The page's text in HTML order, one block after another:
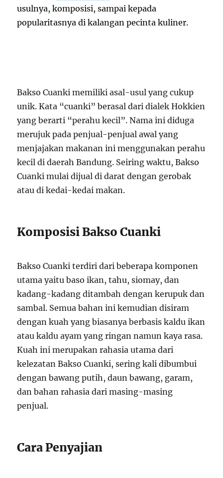
usulnya, komposisi, sampai kepada
popularitasnya di kalangan pecinta kuliner.
Bakso Cuanki memiliki asal-usul yang cukup
unik. Kata “cuanki” berasal dari dialek Hokkien
yang berarti “perahu kecil”. Nama ini diduga
merujuk pada penjual-penjual awal yang
menjajakan makanan ini menggunakan perahu
kecil di daerah Bandung. Seiring waktu, Bakso
Cuanki mulai dijual di darat dengan gerobak
atau di kedai-kedai makan.
Komposisi Bakso Cuanki
Bakso Cuanki terdiri dari beberapa komponen
utama yaitu baso ikan, tahu, siomay, dan
kadang-kadang ditambah dengan kerupuk dan
sambal. Semua bahan ini kemudian disiram
dengan kuah yang biasanya berbasis kaldu ikan
atau kaldu ayam yang ringan namun kaya rasa.
Kuah ini merupakan rahasia utama dari
kelezatan Bakso Cuanki, sering kali dibumbui
dengan bawang putih, daun bawang, garam,
dan bahan rahasia dari masing-masing
penjual.
Cara Penyajian